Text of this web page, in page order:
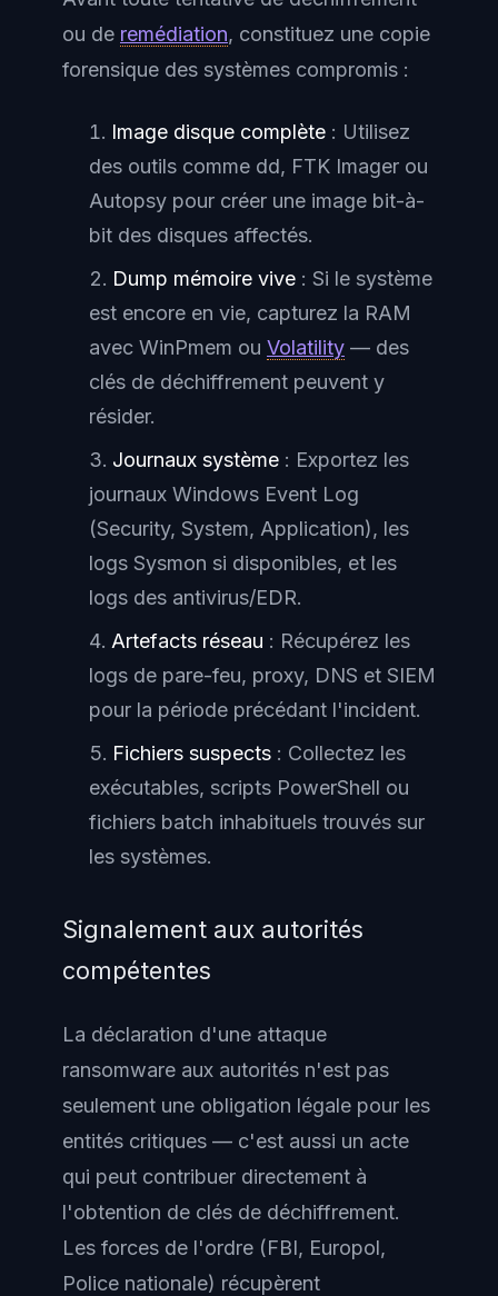
ou de remédiation, constituez une copie
forensique des systèmes compromis :
Image disque complète : Utilisez
des outils comme dd, FTK Imager ou
Autopsy pour créer une image bit-à-
bit des disques affectés.
Dump mémoire vive : Si le système
est encore en vie, capturez la RAM
avec WinPmem ou Volatility — des
clés de déchiffrement peuvent y
résider.
Journaux système : Exportez les
journaux Windows Event Log
(Security, System, Application), les
logs Sysmon si disponibles, et les
logs des antivirus/EDR.
Artefacts réseau : Récupérez les
logs de pare-feu, proxy, DNS et SIEM
pour la période précédant l'incident.
Fichiers suspects : Collectez les
exécutables, scripts PowerShell ou
fichiers batch inhabituels trouvés sur
les systèmes.
Signalement aux autorités
compétentes
La déclaration d'une attaque
ransomware aux autorités n'est pas
seulement une obligation légale pour les
entités critiques — c'est aussi un acte
qui peut contribuer directement à
l'obtention de clés de déchiffrement.
Les forces de l'ordre (FBI, Europol,
Police nationale) récupèrent